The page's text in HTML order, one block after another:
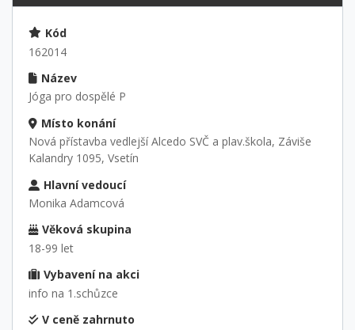
Kód
162014
Název
Jóga pro dospělé P
Místo konání
Nová přístavba vedlejší Alcedo SVČ a plav.škola, Záviše
Kalandry 1095, Vsetín
Hlavní vedoucí
Monika Adamcová
Věková skupina
18-99 let
Vybavení na akci
info na 1.schůzce
V ceně zahrnuto